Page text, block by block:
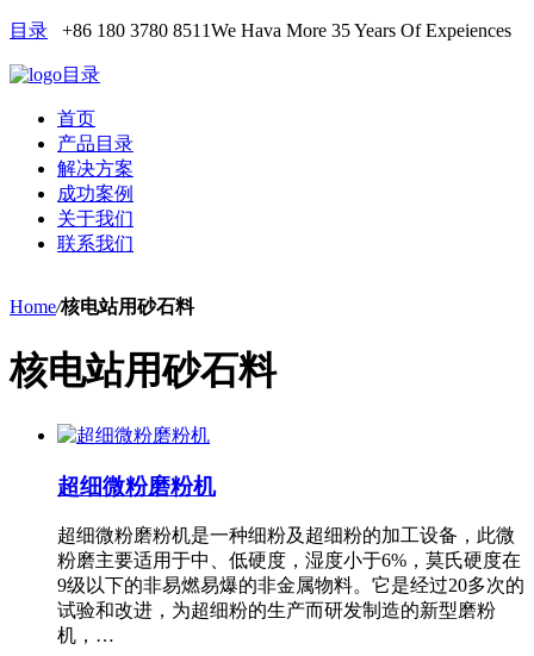
目录 +86 180 3780 8511We Hava More 35 Years Of Expeiences
目录
首页
产品目录
解决方案
成功案例
关于我们
联系我们
Home/核电站用砂石料
核电站用砂石料
超细微粉磨粉机
超细微粉磨粉机是一种细粉及超细粉的加工设备，此微
粉磨主要适用于中、低硬度，湿度小于6%，莫氏硬度在
9级以下的非易燃易爆的非金属物料。它是经过20多次的
试验和改进，为超细粉的生产而研发制造的新型磨粉
机，…